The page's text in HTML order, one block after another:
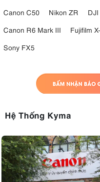
Canon C50
Nikon ZR
Canon R6 Mark III
Fujifilm
Sony FX5
Hệ Thống Kyma